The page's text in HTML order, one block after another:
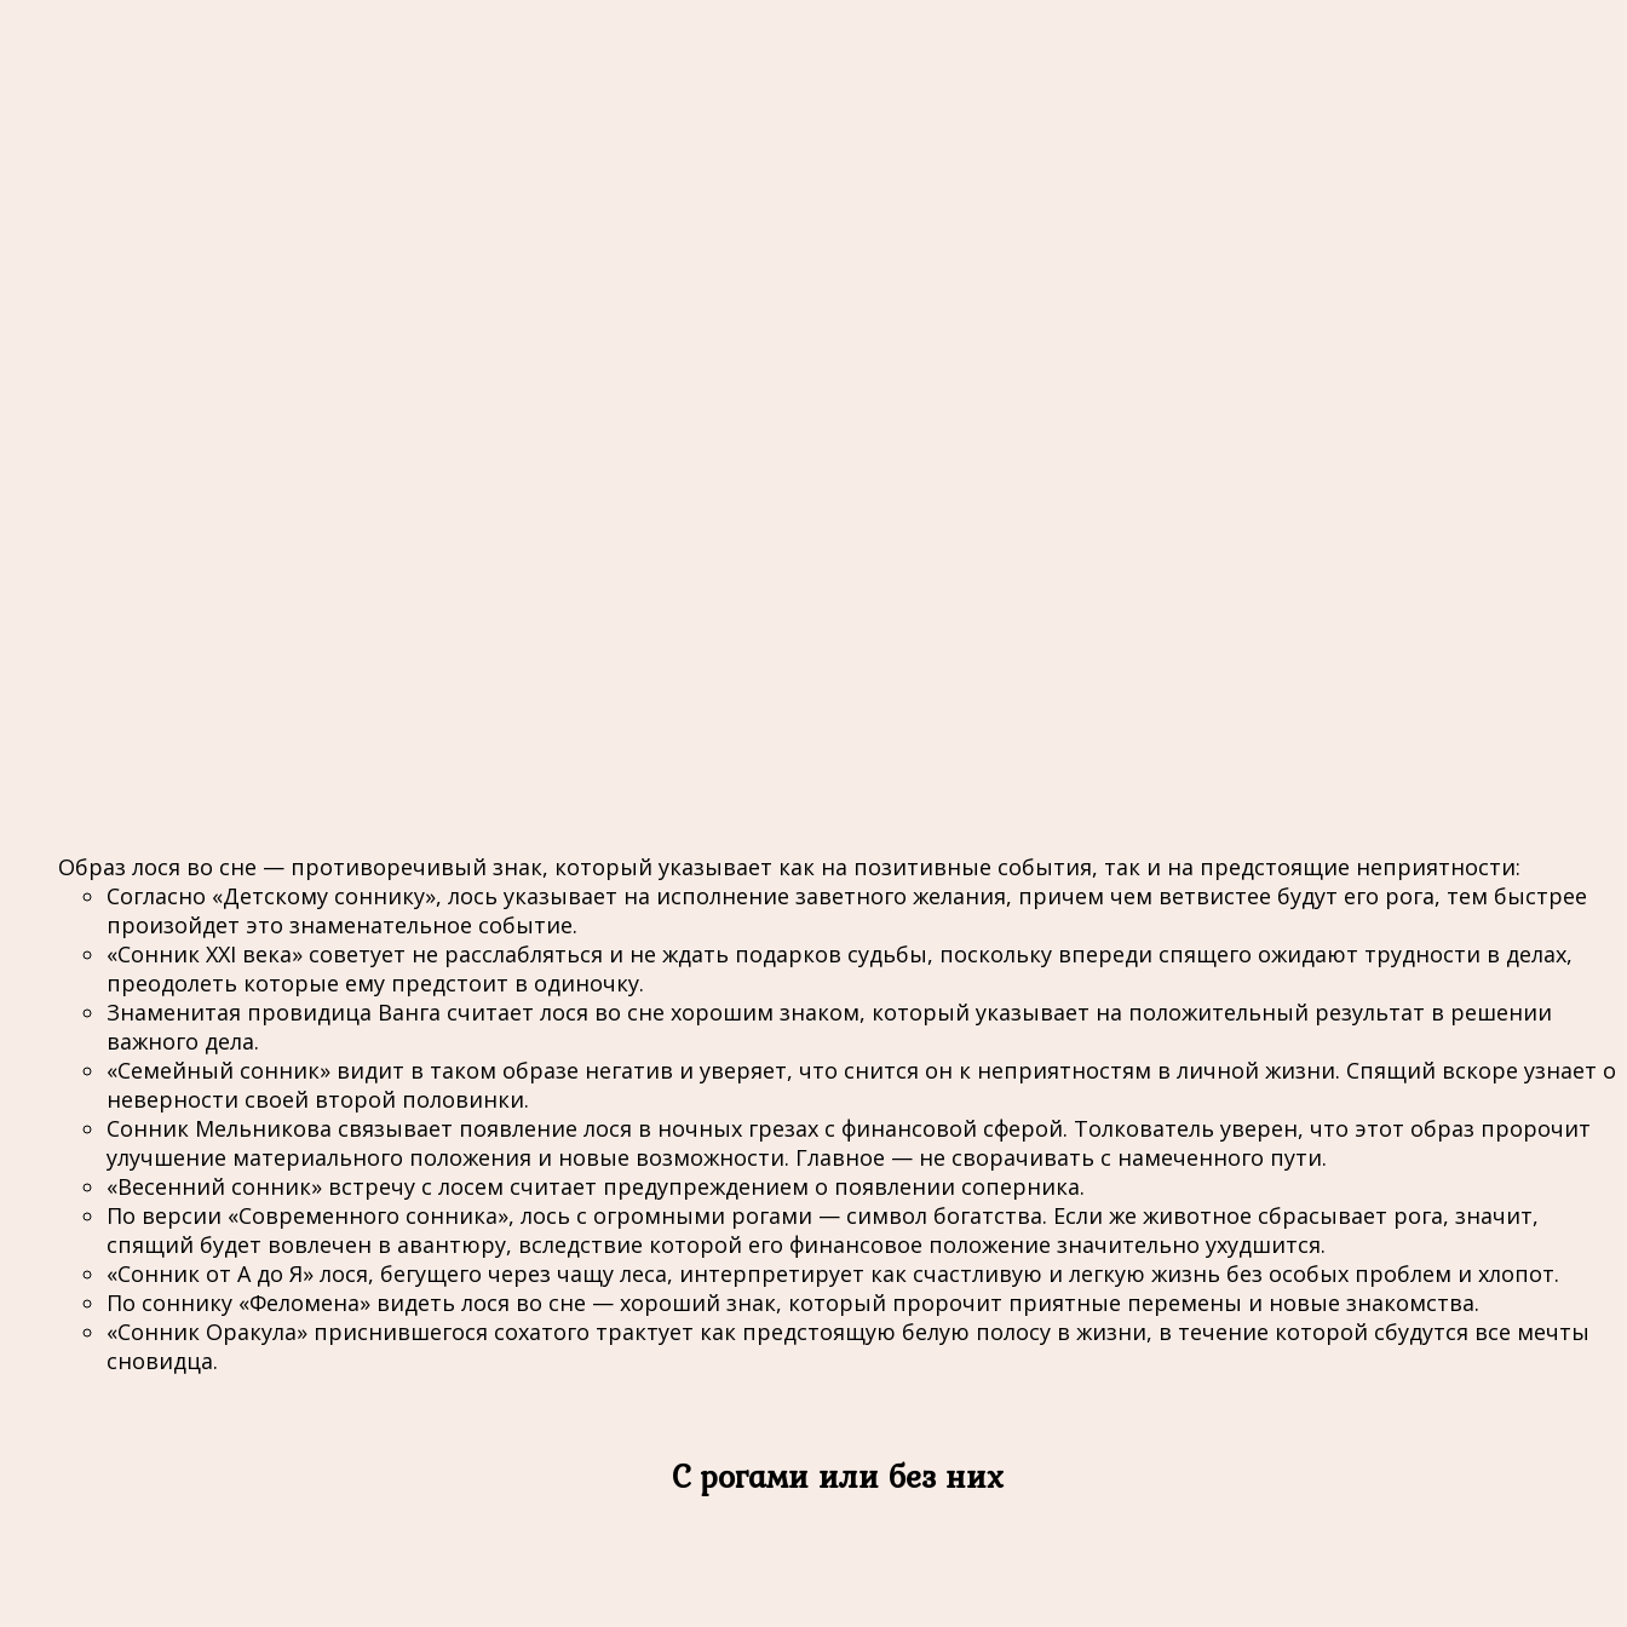
Образ лося во сне — противоречивый знак, который указывает как на позитивные события, так и на предстоящие неприятности:
Согласно «Детскому соннику», лось указывает на исполнение заветного желания, причем чем ветвистее будут его рога, тем быстрее
произойдет это знаменательное событие.
«Сонник XXI века» советует не расслабляться и не ждать подарков судьбы, поскольку впереди спящего ожидают трудности в делах,
преодолеть которые ему предстоит в одиночку.
Знаменитая провидица Ванга считает лося во сне хорошим знаком, который указывает на положительный результат в решении
важного дела.
«Семейный сонник» видит в таком образе негатив и уверяет, что снится он к неприятностям в личной жизни. Спящий вскоре узнает о
неверности своей второй половинки.
Сонник Мельникова связывает появление лося в ночных грезах с финансовой сферой. Толкователь уверен, что этот образ пророчит
улучшение материального положения и новые возможности. Главное — не сворачивать с намеченного пути.
«Весенний сонник» встречу с лосем считает предупреждением о появлении соперника.
По версии «Современного сонника», лось с огромными рогами — символ богатства. Если же животное сбрасывает рога, значит,
спящий будет вовлечен в авантюру, вследствие которой его финансовое положение значительно ухудшится.
«Сонник от А до Я» лося, бегущего через чащу леса, интерпретирует как счастливую и легкую жизнь без особых проблем и хлопот.
По соннику «Феломена» видеть лося во сне — хороший знак, который пророчит приятные перемены и новые знакомства.
«Сонник Оракула» приснившегося сохатого трактует как предстоящую белую полосу в жизни, в течение которой сбудутся все мечты
сновидца.
С рогами или без них